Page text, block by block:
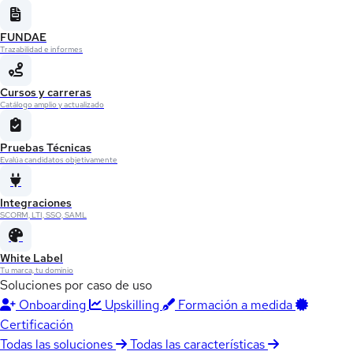
FUNDAE
Trazabilidad e informes
Cursos y carreras
Catálogo amplio y actualizado
Pruebas Técnicas
Evalúa candidatos objetivamente
Integraciones
SCORM, LTI, SSO, SAML
White Label
Tu marca, tu dominio
Soluciones por caso de uso
Onboarding
Upskilling
Formación a medida
Certificación
Todas las soluciones
Todas las características